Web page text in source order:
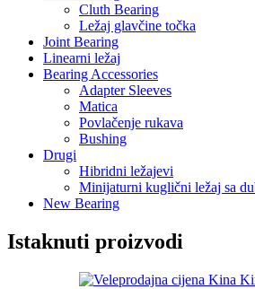
Cluth Bearing
Ležaj glavčine točka
Joint Bearing
Linearni ležaj
Bearing Accessories
Adapter Sleeves
Matica
Povlačenje rukava
Bushing
Drugi
Hibridni ležajevi
Minijaturni kuglični ležaj sa
New Bearing
Istaknuti proizvodi